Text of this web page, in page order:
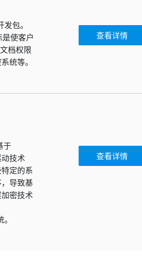
包。
使客户
档权限
统等。
查看详情
于
技术
定的系
导致基
密技术
查看详情